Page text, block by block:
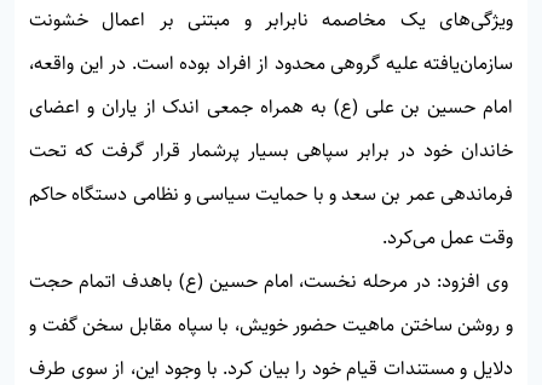
ویژگی‌های یک مخاصمه نابرابر و مبتنی بر اعمال خشونت
سازمان‌یافته علیه گروهی محدود از افراد بوده است. در این واقعه،
امام حسین بن علی (ع) به همراه جمعی اندک از یاران و اعضای
خاندان خود در برابر سپاهی بسیار پرشمار قرار گرفت که تحت
فرماندهی عمر بن سعد و با حمایت سیاسی و نظامی دستگاه حاکم
وقت عمل می‌کرد.
وی افزود: در مرحله نخست، امام حسین (ع) باهدف اتمام حجت
و روشن ساختن ماهیت حضور خویش، با سپاه مقابل سخن گفت و
دلایل و مستندات قیام خود را بیان کرد. با وجود این، از سوی طرف